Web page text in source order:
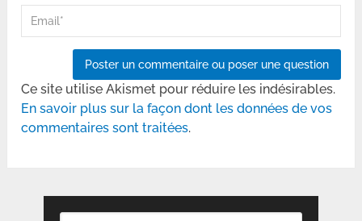
Ce site utilise Akismet pour réduire les indésirables.
En savoir plus sur la façon dont les données de vos
commentaires sont traitées.